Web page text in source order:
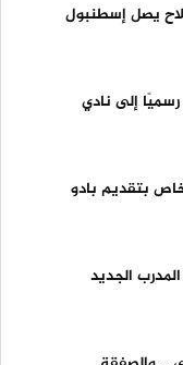
يصل إسطنبول
رسميًا إلى نادي
بتقديم بادو
الجديد